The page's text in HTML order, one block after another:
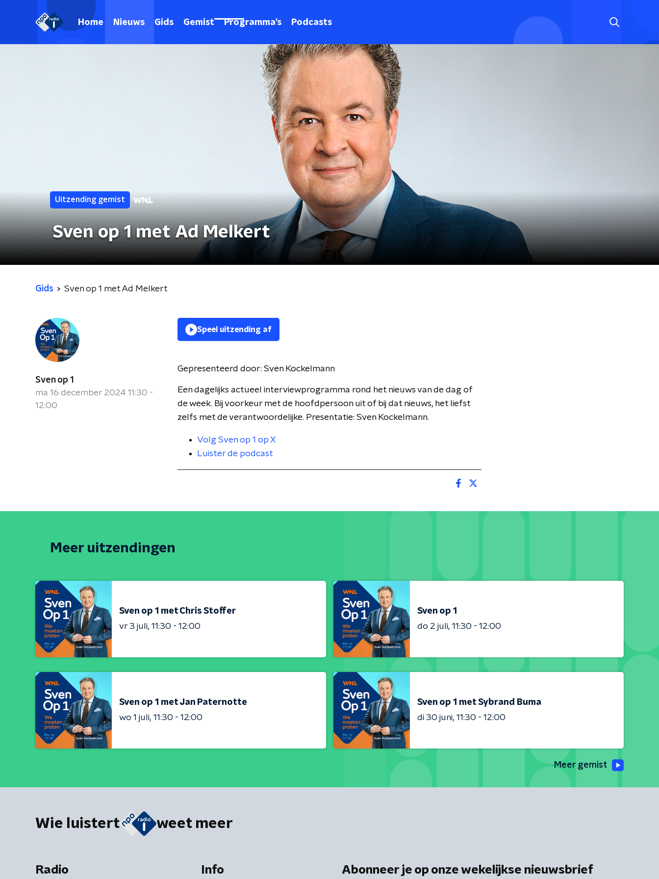
Home Nieuws Gids Gemist Programma's Podcasts
Uitzending gemist
Sven op 1 met Ad Melkert
Gids Sven op 1 met Ad Melkert
Sven op 1
ma 16 december 2024 11:30 -
12:00
Speel uitzending af
Gepresenteerd door: Sven Kockelmann
Een dagelijks actueel interviewprogramma rond het nieuws van de dag of
de week. Bij voorkeur met de hoofdpersoon uit of bij dat nieuws, het liefst
zelfs met de verantwoordelijke. Presentatie: Sven Kockelmann.
Volg Sven op 1 op X
Luister de podcast
Meer uitzendingen
Sven op 1 met Chris Stoffer
vr 3 juli 11:30 - 12:00
Sven op 1
do 2 juli 11:30 - 12:00
Sven op 1 met Jan Paternotte
wo 1 juli 11:30 - 12:00
Sven op 1 met Sybrand Buma
di 30 juni 11:30 - 12:00
Meer gemist
Wie luistert weet meer
Radio Info Abonneer je op onze wekelijkse nieuwsbrief